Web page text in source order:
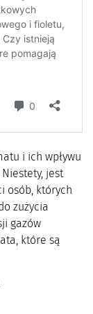
i ich wpływu
jest
osób, których
zużycia
gazów
które są